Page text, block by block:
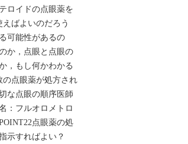
ロイドの点眼薬を
ばよいのだろう
可能性があるの
か，点眼と点眼の
，もし何かわかる
点眼薬が処方され
な点眼の順序医師
：フルオロメトロ
点眼薬の処
示すればよい？